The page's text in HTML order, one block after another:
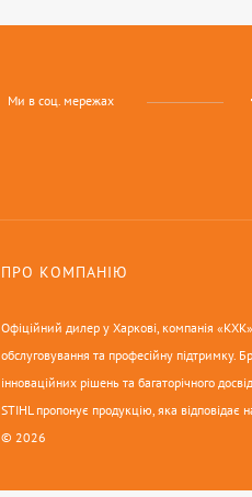
Ми в соц. мережах
ПРО КОМПАНІЮ
Офіційний дилер у Харкові, компанія
обслуговування та професійну підтримку.
інноваційних рішень та багаторічного
STIHL пропонує продукцію, яка
© 2026